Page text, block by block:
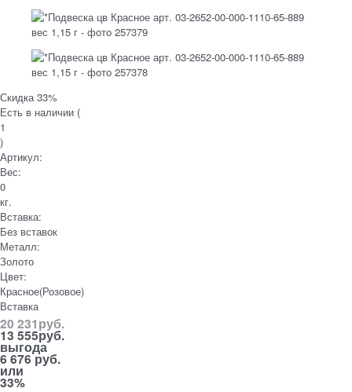
Скидка 33%
Есть в наличии (
1
)
Артикул:
Вес:
0
кг.
Вставка:
Без вставок
Металл:
Золото
Цвет:
Красное(Розовое)
Вставка
20 231руб.
13 555руб.
выгода
6 676 руб.
или
33%